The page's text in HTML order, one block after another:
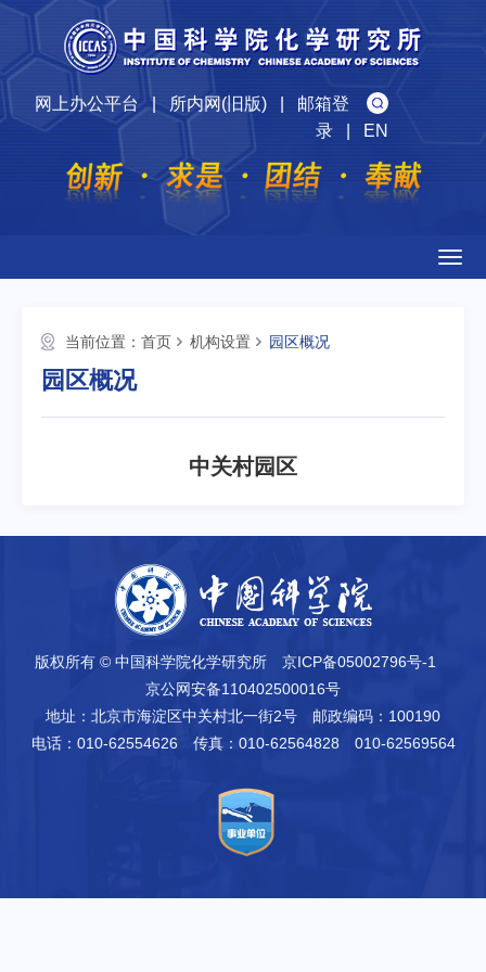
网上办公平台|所内网(旧版)| 邮箱登
录| EN
当前位置： 首页 机构设置 园区概况
园区概况
中关村园区
版权所有 © 中国科学院化学研究所
京ICP备05002796号-1
京公网安备110402500016号
地址：北京市海淀区中关村北一街2号
邮政编码：100190
电话：010-62554626
传真：010-62564828 010-62569564